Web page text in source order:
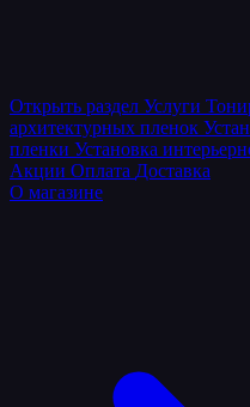
Открыть раздел Услуги
архитектурных пленок
пленки Установка
Акции Оплата Доставка
О магазине